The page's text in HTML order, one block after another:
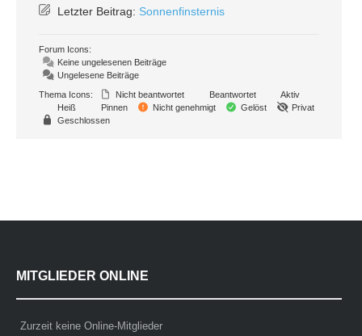
Letzter Beitrag: Sonnenfinsternis
Forum Icons:
Keine ungelesenen Beiträge
Ungelesene Beiträge
Thema Icons:
Nicht beantwortet Beantwortet
Aktiv
Heiß
Pinnen Nicht genehmigt Gelöst
Privat
Geschlossen
MITGLIEDER ONLINE
Zurzeit keine Online-Mitglieder